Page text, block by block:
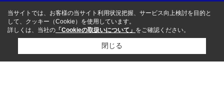
当サイトでは、お客様の当サイト利用状況把握、サービス向上検討を目的と
して、クッキー（Cookie）を使用しています。
詳しくは、当社の 「Cookieの取扱いについて」 をご確認ください。
閉じる